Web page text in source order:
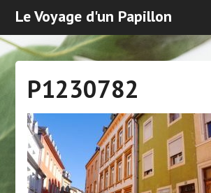
Le Voyage d'un Papillon
P1230782